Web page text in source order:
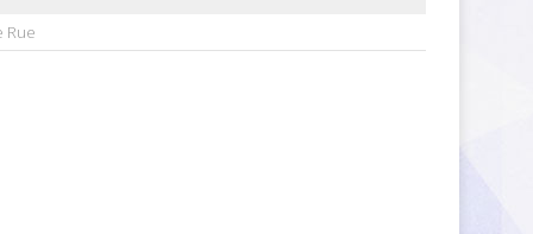
Rue